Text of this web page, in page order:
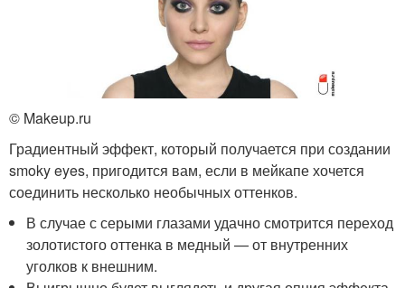
© Makeup.ru
Градиентный эффект, который получается при создании
smoky eyes, пригодится вам, если в мейкапе хочется
соединить несколько необычных оттенков.
В случае с серыми глазами удачно смотрится переход
золотистого оттенка в медный — от внутренних
уголков к внешним.